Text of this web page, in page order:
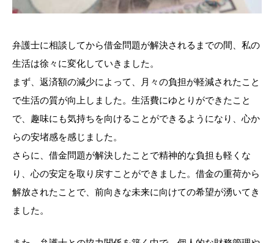
弁護士に相談してから借金問題が解決されるまでの間、私の
生活は徐々に変化していきました。
まず、返済額の減少によって、月々の負担が軽減されたこと
で生活の質が向上しました。生活費にゆとりができたこと
で、趣味にも気持ちを向けることができるようになり、心か
らの安堵感を感じました。
さらに、借金問題が解決したことで精神的な負担も軽くな
り、心の安定を取り戻すことができました。借金の重荷から
解放されたことで、前向きな未来に向けての希望が湧いてき
ました。